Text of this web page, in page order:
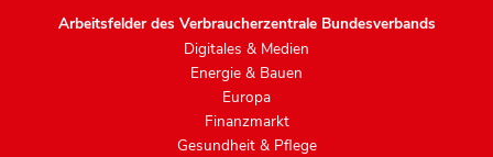
Arbeitsfelder des Verbraucherzentrale Bundesverbands
Digitales & Medien
Energie & Bauen
Europa
Finanzmarkt
Gesundheit & Pflege